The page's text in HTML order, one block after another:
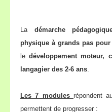
La démarche
physique à grands pas
ledéveloppement moteur,
langagier des 2-6 ans.
Les 7 modules répondent
permettent de progresser :